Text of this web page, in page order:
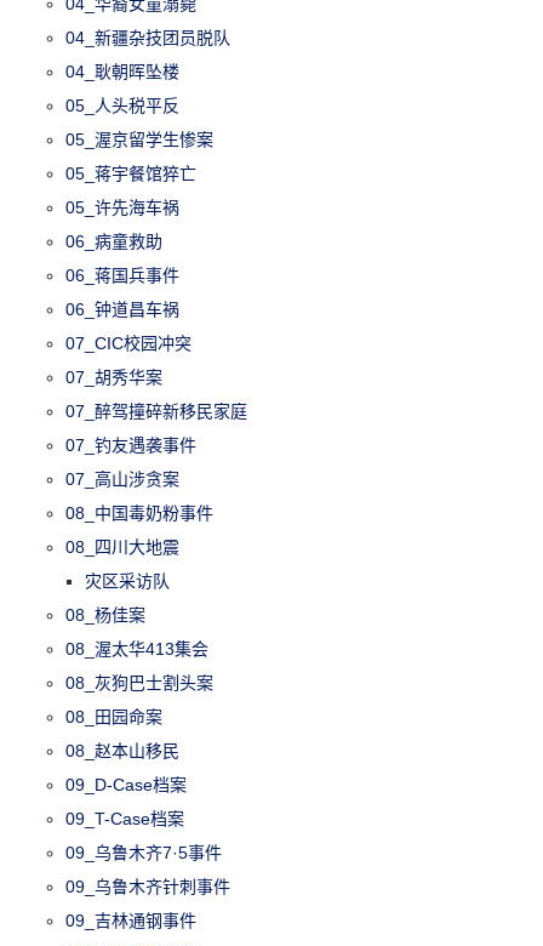
04_新疆杂技团员脱队
04_耿朝晖坠楼
05_人头税平反
05_渥京留学生惨案
05_蒋宇餐馆猝亡
05_许先海车祸
06_病童救助
06_蒋国兵事件
06_钟道昌车祸
07_CIC校园冲突
07_胡秀华案
07_醉驾撞碎新移民家庭
07_钓友遇袭事件
07_高山涉贪案
08_中国毒奶粉事件
08_四川大地震
灾区采访队
08_杨佳案
08_渥太华413集会
08_灰狗巴士割头案
08_田园命案
08_赵本山移民
09_D-Case档案
09_T-Case档案
09_乌鲁木齐7·5事件
09_乌鲁木齐针刺事件
09_吉林通钢事件